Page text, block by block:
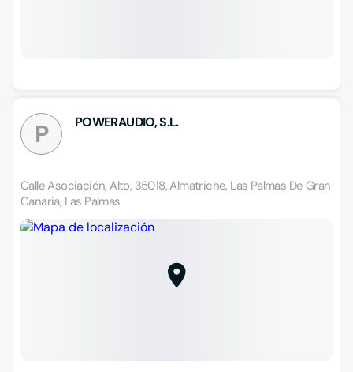
P POWERAUDIO, S.L.
Calle Asociación, Alto, 35018, Almatriche, Las Palmas De Gran
Canaria, Las Palmas